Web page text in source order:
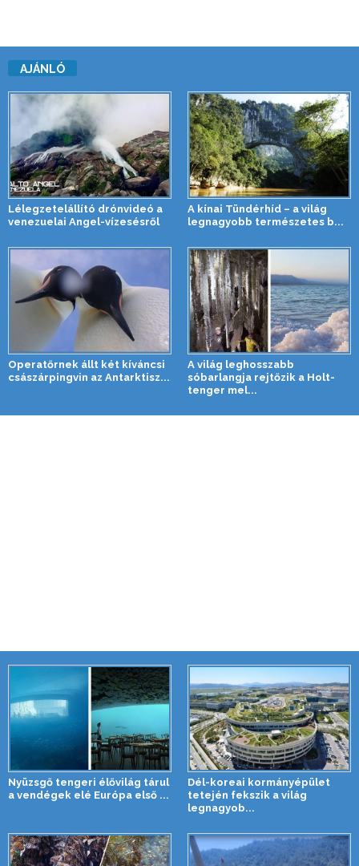
AJÁNLÓ
Lélegzetelállító drónvideó a
venezuelai Angel-vízesésről
A kínai Tündérhíd – a világ
legnagyobb természetes b...
Operatőrnek állt két kíváncsi
császárpingvin az Antarktisz...
A világ leghosszabb
sóbarlangja rejtőzik a Holt-
tenger mel...
Nyüzsgő tengeri élővilág tárul
a vendégek elé Európa első ...
Dél-koreai kormányépület
tetején fekszik a világ
legnagyob...